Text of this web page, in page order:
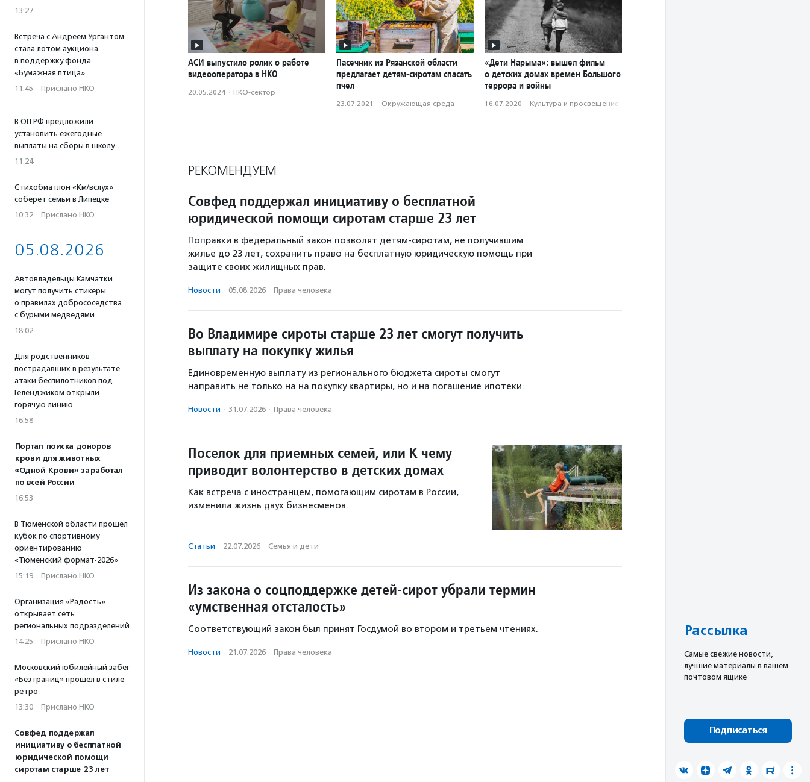
13:27
Встреча с Андреем Ургантом
стала лотом аукциона
в поддержку фонда
«Бумажная птица»
11:45 · Прислано НКО
В ОП РФ предложили
установить ежегодные
выплаты на сборы в школу
11:24
Стихобиатлон «Км/вслух»
соберет семьи в Липецке
10:32 · Прислано НКО
05.08.2026
Автовладельцы Камчатки
могут получить стикеры
о правилах добрососедства
с бурыми медведями
18:02
Для родственников
пострадавших в результате
атаки беспилотников под
Геленджиком открыли
горячую линию
16:58
Портал поиска доноров
крови для животных
«Одной Крови» заработал
по всей России
16:53
В Тюменской области прошел
кубок по спортивному
ориентированию
«Тюменский формат-2026»
15:19 · Прислано НКО
Организация «Радость»
открывает сеть
региональных подразделений
14:25 · Прислано НКО
Московский юбилейный забег
«Без границ» прошел в стиле
ретро
13:30 · Прислано НКО
Совфед поддержал
инициативу о бесплатной
юридической помощи
сиротам старше 23 лет
АСИ выпустило ролик о работе
видеооператора в НКО
20.05.2024 · НКО-сектор
Пасечник из Рязанской области
предлагает детям-сиротам спасать
пчел
23.07.2021 · Окружающая среда
«Дети Нарыма»: вышел фильм
о детских домах времен Большого
террора и войны
16.07.2020 · Культура и просвещение
РЕКОМЕНДУЕМ
Совфед поддержал инициативу о бесплатной
юридической помощи сиротам старше 23 лет
Поправки в федеральный закон позволят детям-сиротам, не получившим
жилье до 23 лет, сохранить право на бесплатную юридическую помощь при
защите своих жилищных прав.
Новости · 05.08.2026 · Права человека
Во Владимире сироты старше 23 лет смогут получить
выплату на покупку жилья
Единовременную выплату из регионального бюджета сироты смогут
направить не только на на покупку квартиры, но и на погашение ипотеки.
Новости · 31.07.2026 · Права человека
Поселок для приемных семей, или К чему
приводит волонтерство в детских домах
Как встреча с иностранцем, помогающим сиротам в России,
изменила жизнь двух бизнесменов.
Статьи · 22.07.2026 · Семья и дети
Из закона о соцподдержке детей-сирот убрали термин
«умственная отсталость»
Соответствующий закон был принят Госдумой во втором и третьем чтениях.
Новости · 21.07.2026 · Права человека
Рассылка
Cамые свежие новости,
лучшие материалы в вашем
почтовом ящике
Подписаться